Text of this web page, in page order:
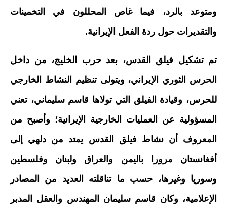
ومتوعد بالرد، فيما غاص المحللون في التخمينات
والتقديرات حول ردة الفعل الإيرانية.
تم تشكيل فيلق القدس، بعد حرب الخليج، من داخل
الحرس الثوري الإيراني، ويتولى تنظيم النشاط الخارجي
للحرس، وقيادة الفيلق التي تولاها قاسم سليماني، تعني
المسؤولية عن العمليات الخارجية الإيرانية؛ وأصبح من
المعروف أن نشاط فيلق القدس يمتد من دلهي إلى
أفغانستان مرورا باليمن والعراق ولبنان وفلسطين
وسوريا وغيرها، حسب ما تناقلته العديد من المصادر
الإعلامية، وكان قاسم سليمان المهندس والعقل المدبر